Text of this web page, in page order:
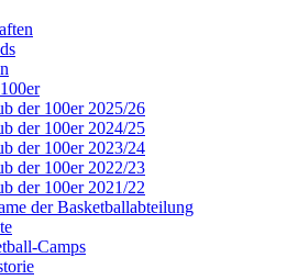
der 100er 2025/26
der 100er 2024/25
der 100er 2023/24
der 100er 2022/23
der 100er 2021/22
der Basketballabteilung
Camps